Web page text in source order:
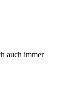
auch immer